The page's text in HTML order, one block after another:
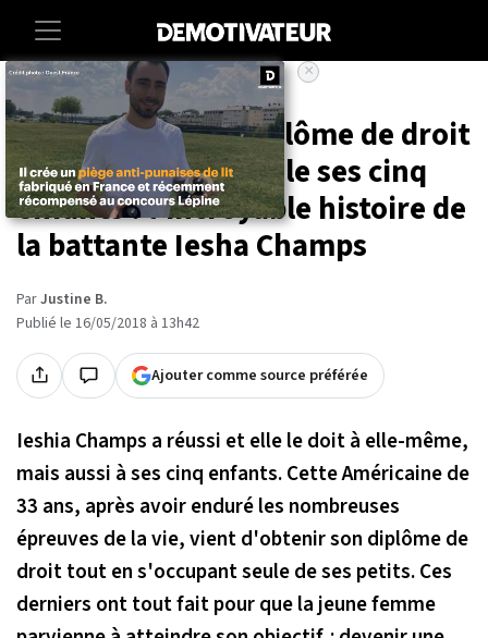
Accueil
Elle obtient son diplôme de droit
tout en élevant seule ses cinq
enfants : l'incroyable histoire de
la battante Iesha Champs
ParJustine B.
Publié le 16/05/2018 à 13h42
Ajouter comme source préférée
Ieshia Champs a réussi et elle le doit à elle-même,
mais aussi à ses cinq enfants. Cette Américaine de
33 ans, après avoir enduré les nombreuses
épreuves de la vie, vient d'obtenir son diplôme de
droit tout en s'occupant seule de ses petits. Ces
derniers ont tout fait pour que la jeune femme
×